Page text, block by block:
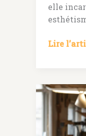
elle
Boiserie
:
sublimer
espaces
Lire